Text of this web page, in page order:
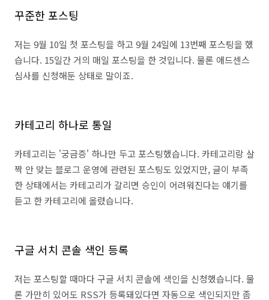
꾸준한 포스팅
저는 9월 10일 첫 포스팅을 하고 9월 24일에 13번째 포스팅을 했
습니다. 15일간 거의 매일 포스팅을 한 것입니다. 물론 애드센스
심사를 신청해둔 상태로 말이죠.
카테고리 하나로 통일
카테고리는 '궁금증' 하나만 두고 포스팅했습니다. 카테고리랑 살
짝 안 맞는 블로그 운영에 관련된 포스팅도 있었지만, 글이 부족
한 상태에서는 카테고리가 갈리면 승인이 어려워진다는 얘기를
듣고 한 카테고리에 올렸습니다.
구글 서치 콘솔 색인 등록
저는 포스팅할 때마다 구글 서치 콘솔에 색인을 신청했습니다. 물
론 가만히 있어도 RSS가 등록돼있다면 자동으로 색인되지만 좀